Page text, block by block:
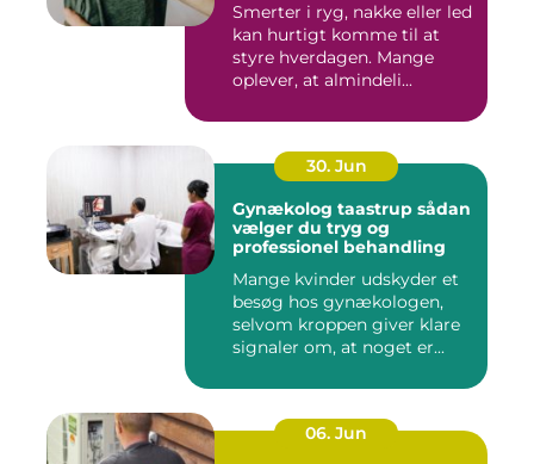
Smerter i ryg, nakke eller led
kan hurtigt komme til at
styre hverdagen. Mange
oplever, at almindeli...
30. Jun
Gynækolog taastrup sådan
vælger du tryg og
professionel behandling
Mange kvinder udskyder et
besøg hos gynækologen,
selvom kroppen giver klare
signaler om, at noget er...
06. Jun